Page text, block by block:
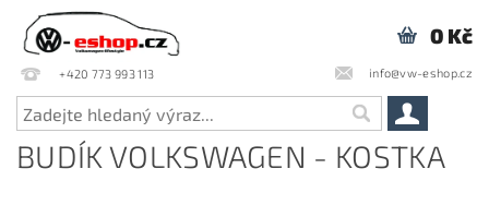
+420 773 993 113 info@vw-eshop.cz
0 Kč
BUDÍK VOLKSWAGEN - KOSTKA